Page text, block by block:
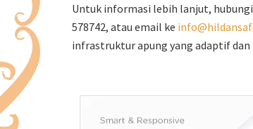
Untuk informasi lebih lanjut,
578742, atau email ke
infrastruktur apung yang adaptif dan